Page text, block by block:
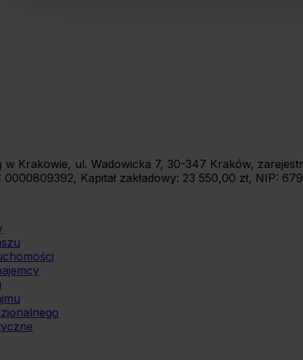
w Krakowie, ul. Wadowicka 7, 30-347 Kraków,
Kapitał zakładowy: 23 550,00 zł, NIP: